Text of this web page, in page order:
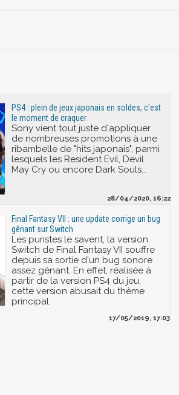
PS4 : plein de jeux japonais en soldes, c'est
le moment de craquer
Sony vient tout juste d'appliquer
de nombreuses promotions à une
ribambelle de "hits japonais", parmi
lesquels les Resident Evil, Devil
May Cry ou encore Dark Souls...
28/04/2020, 16:22
Final Fantasy VII : une update corrige un bug
gênant sur Switch
Les puristes le savent, la version
Switch de Final Fantasy VII souffre
depuis sa sortie d'un bug sonore
assez gênant. En effet, réalisée à
partir de la version PS4 du jeu,
cette version abusait du thème
principal.
17/05/2019, 17:03